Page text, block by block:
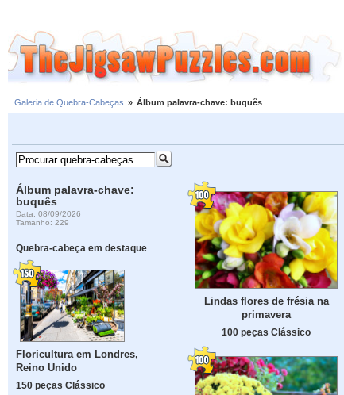
Galeria de Quebra-Cabeças » Álbum palavra-chave: buquês
Álbum palavra-chave:
buquês
Data: 08/09/2026
Tamanho: 229
Quebra-cabeça em destaque
Floricultura em Londres,
Reino Unido
150 peças Clássico
Lindas flores de frésia na
primavera
100 peças Clássico